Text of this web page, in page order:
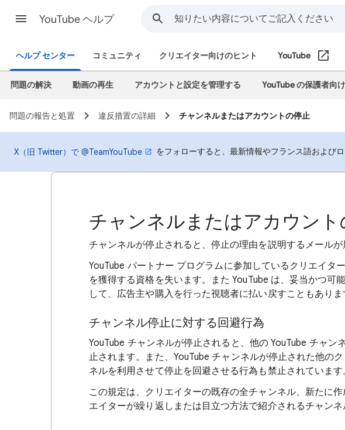
YouTube ヘルプ
ヘルプ センター コミュニティ クリエイター向けのヒント YouTube
問題の解決 動画の再生 アカウントと設定を管理する YouTube の保護者向
問題の報告と処置 違反措置の詳細 チャンネルまたはアカウントの停止
X（旧 Twitter）で @TeamYouTube をフォローすると、最新情報やフランス語および
チャンネルまたはアカウント
チャンネルが停止されると、停止の理由を説明するメールが
YouTube パートナー プログラムに参加しているクリエイタ
を獲得する資格を失います。また YouTube は、妥当かつ可
して、広告主や購入を行った視聴者に払い戻すこともありま
チャンネル停止に対する回避行為
YouTube チャンネルが停止されると、他の YouTube チャン
止されます。また、YouTube チャンネルが停止された他の
ネルを利用させて停止を回避させる行為も禁止されています
この規定は、クリエイターの既存の全チャンネル、新たに
エイターが繰り返しまたは目立つ方法で紹介されるチャンネ